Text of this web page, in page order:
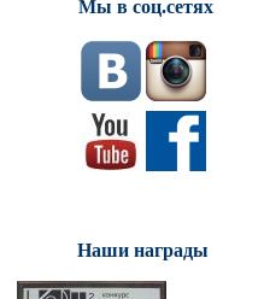
Мы в соц.сетях
Наши награды